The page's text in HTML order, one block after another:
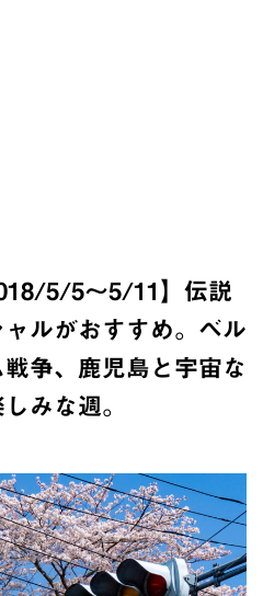
5/5～5/11】伝説
ルがおすすめ。ベル
争、鹿児島と宇宙な
みな週。